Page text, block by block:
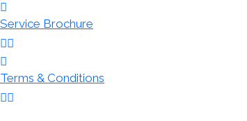
Service Brochure
Terms & Conditions